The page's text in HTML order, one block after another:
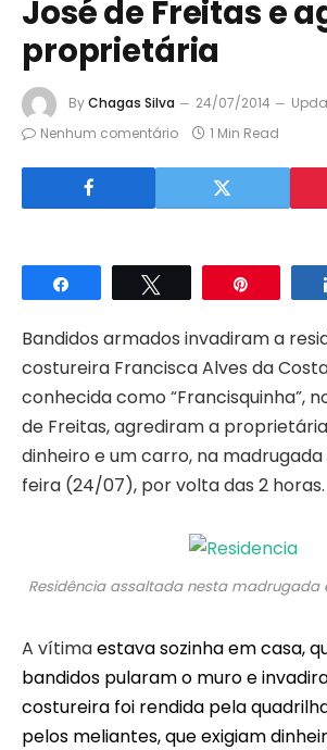
José de Freitas e
proprietária
ByChagas Silva 24/07/2014
Nenhum comentário
1 Min Read
Compartilhar
Bandidos armados invadiram a
costureira Francisca Alves da
conhecida como “Francisquinha”,
de Freitas, agrediram a
dinheiro e um carro, na
feira (24/07), por volta das 2 horas.
Residência assaltada nesta madrugada
A vítimaestava sozinha em casa,
bandidos pularam o muro e
costureira foi rendida pela
pelos meliantes, que exigiam